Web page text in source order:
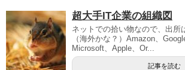
超大手IT企業の組織図
ネットでの拾い物なので、出所
（海外かな？）Amazon、
Microsoft、Apple、Or...
記事を読む